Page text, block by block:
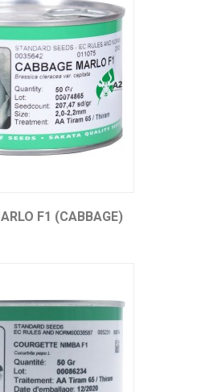
F1 (CABBAGE)